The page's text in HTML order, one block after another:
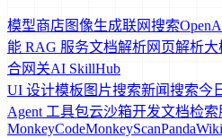
模型商店图像生成联网搜索
能 RAG 服务文档解析网页解析大
合网关AI SkillHub
UI 设计模板 图片搜索新闻搜索今
Agent 工具包云沙箱开发文档检索
MonkeyCodeMonkeyScanPandaWiki